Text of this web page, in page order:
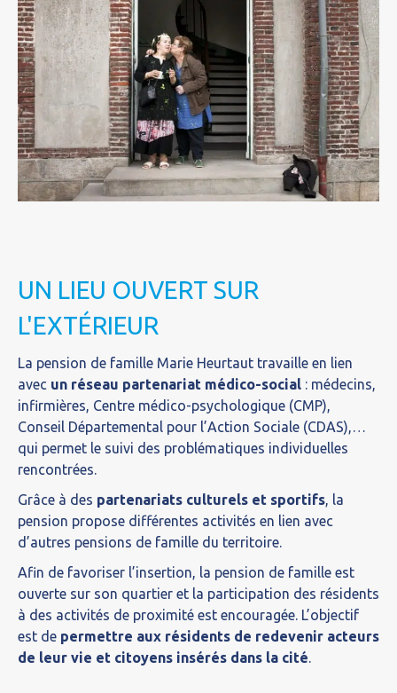
UN LIEU OUVERT SUR
L'EXTÉRIEUR
La pension de famille Marie Heurtaut travaille en lien
avec un réseau partenariat médico-social : médecins,
infirmières, Centre médico-psychologique (CMP),
Conseil Départemental pour l’Action Sociale (CDAS),…
qui permet le suivi des problématiques individuelles
rencontrées.
Grâce à des partenariats culturels et sportifs, la
pension propose différentes activités en lien avec
d’autres pensions de famille du territoire.
Afin de favoriser l’insertion, la pension de famille est
ouverte sur son quartier et la participation des résidents
à des activités de proximité est encouragée. L’objectif
est de permettre aux résidents de redevenir acteurs
de leur vie et citoyens insérés dans la cité.